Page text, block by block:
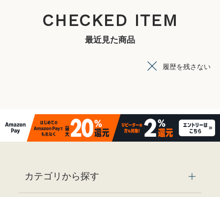
CHECKED ITEM
最近見た商品
履歴を残さない
カテゴリから探す